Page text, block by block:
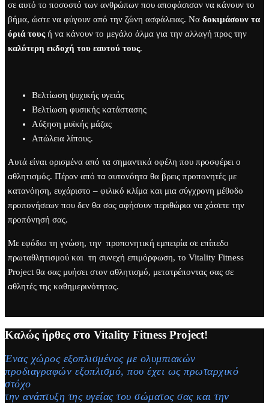
σε αυτό το ποσοστό των ανθρώπων που αποφάσισαν να κάνουν το
βήμα, ώστε να φύγουν από την ζώνη ασφάλειας. Να δοκιμάσουν τα
όριά τουςή να κάνουν το μεγάλο άλμα για την αλλαγή προς την
καλύτερη εκδοχή του εαυτού τους.
Βελτίωση ψυχικής υγειάς
Βελτίωση φυσικής κατάστασης
Αύξηση μυϊκής μάζας
Απώλεια λίπους.
Αυτά είναι ορισμένα από τα σημαντικά οφέλη που προσφέρει ο
αθλητισμός. Πέραν από τα αυτονόητα θα βρεις προπονητές με
κατανόηση, ευχάριστο – φιλικό κλίμα και μια σύγχρονη μέθοδο
προπονήσεων που δεν θα σας αφήσουν περιθώρια να χάσετε την
προπόνησή σας.
Με εφόδιο τη γνώση, την προπονητική εμπειρία σε επίπεδο
πρωταθλητισμού και τη συνεχή επιμόρφωση, το Vitality Fitness
Project θα σας μυήσει στον αθλητισμό, μετατρέποντας σας σε
αθλητές της καθημερινότητας.
Καλώς ήρθες στο Vitality Fitness Project!
Ένας χώρος εξοπλισμένος με ολυμπιακών
προδιαγραφών εξοπλισμό, που έχει ως πρωταρχικό
στόχο
την ανάπτυξη της υγείας του σώματος σας και την